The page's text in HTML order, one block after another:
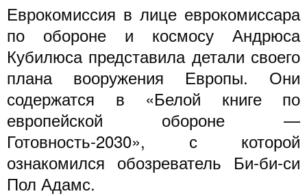
Еврокомиссия в лице еврокомиссара
по обороне и космосу Андрюса
Кубилюса представила детали своего
плана вооружения Европы. Они
содержатся в «Белой книге по
европейской обороне —
Готовность-2030», с которой
ознакомился обозреватель Би-би-си
Пол Адамс.